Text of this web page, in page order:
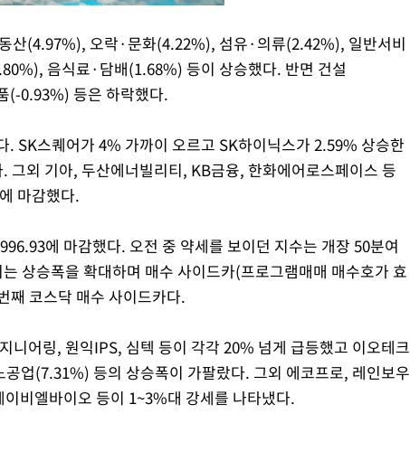
Mute
산(4.97%), 오락·문화(4.22%), 섬유·의류(2.42%), 일반서비
음식료·담배(1.68%) 등이 상승했다. 반면 건설
(-0.93%) 등은 하락했다.
. SK스퀘어가 4% 가까이 오르고 SK하이닉스가 2.59% 상승한
그외 기아, 두산에너빌리티, KB금융, 한화에어로스페이스 등
마감했다.
에 마감했다. 오전 중 약세를 보이던 지수는 개장 50분여
상승폭을 확대하며 매수 사이드카(프로그램매매 매수호가 효
째 코스닥 매수 사이드카다.
니어링, 원익IPS, 심텍 등이 각각 20% 넘게 급등했고 이오테크
업(7.31%) 등의 상승폭이 가팔랐다. 그외 에코프로, 레인보우
비엘바이오 등이 1~3%대 강세를 나타냈다.